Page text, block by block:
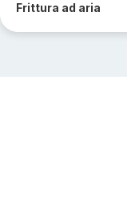
Frittura ad aria